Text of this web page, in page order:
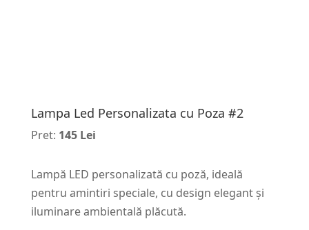
Lampa Led Personalizata cu Poza #2
Pret: 145 Lei
Lampă LED personalizată cu poză, ideală
pentru amintiri speciale, cu design elegant și
iluminare ambientală plăcută.